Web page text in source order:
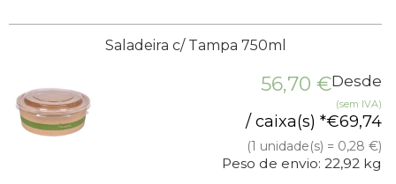
Saladeira c/ Tampa 750ml
Desde
56,70 €
(sem IVA)
69,74
€
/ caixa(s) *
(1 unidade(s) = 0,28 €)
Peso de envio: 22,92 kg